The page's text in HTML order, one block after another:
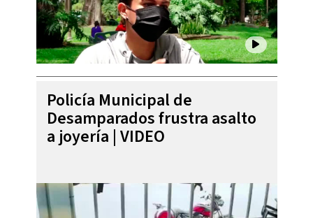
Policía Municipal de
Desamparados frustra asalto
a joyería | VIDEO